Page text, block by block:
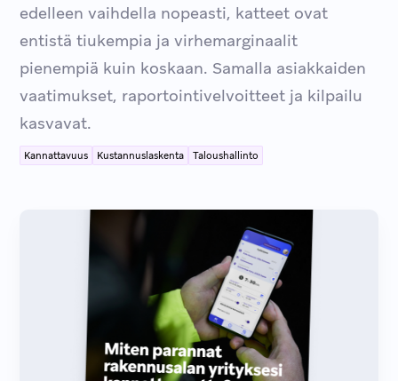
edelleen vaihdella nopeasti, katteet ovat
entistä tiukempia ja virhemarginaalit
pienempiä kuin koskaan. Samalla asiakkaiden
vaatimukset, raportointivelvoitteet ja kilpailu
kasvavat.
Kannattavuus Kustannuslaskenta Taloushallinto